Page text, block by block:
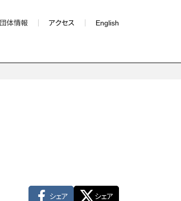
団体情報 アクセス English
シェア シェア